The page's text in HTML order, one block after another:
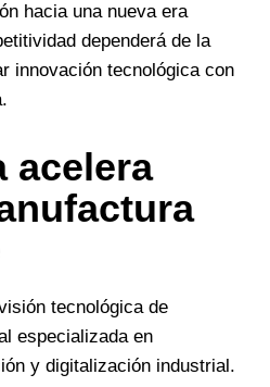
hacia una nueva era
dependerá de la
innovación tecnológica con
acelera
tecnológica de
especializada en
y digitalización industrial.